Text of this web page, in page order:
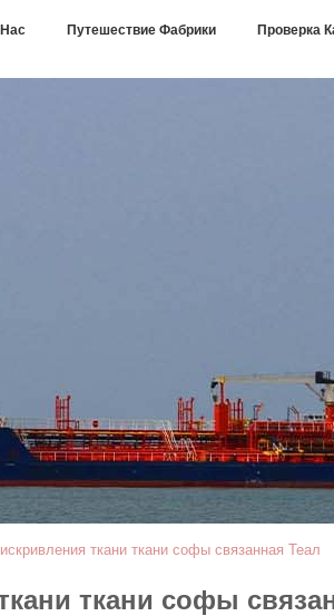
Путешествие Фабрики Проверка
ткани ткани софы связанная Теал
ткани софы